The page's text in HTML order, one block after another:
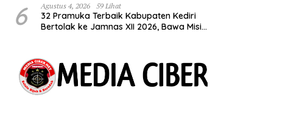
6 Agustus 4, 2026 59 Lihat
32 Pramuka Terbaik Kabupaten Kediri
Bertolak ke Jamnas XII 2026, Bawa Misi